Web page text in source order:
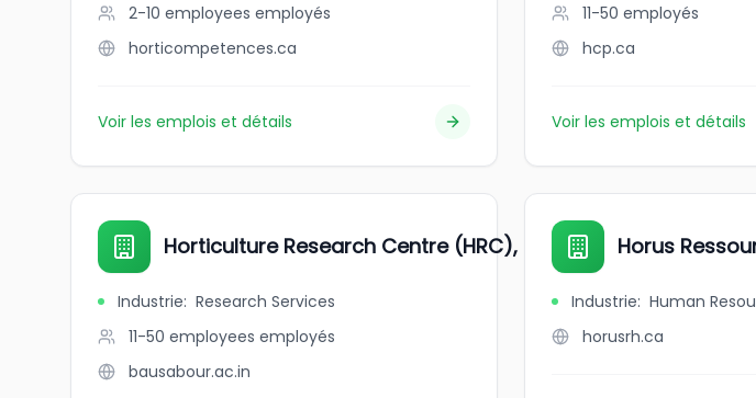
2-10 employees employés
horticompetences.ca
Voir les emplois et détails
11-50 employés
hcp.ca
Voir les emplois et détails
Horticulture Research Centre (HRC), Kishanganj (Bihar
Industrie: Research Services
11-50 employees employés
bausabour.ac.in
Horus
Industrie: Human
horusrh.ca